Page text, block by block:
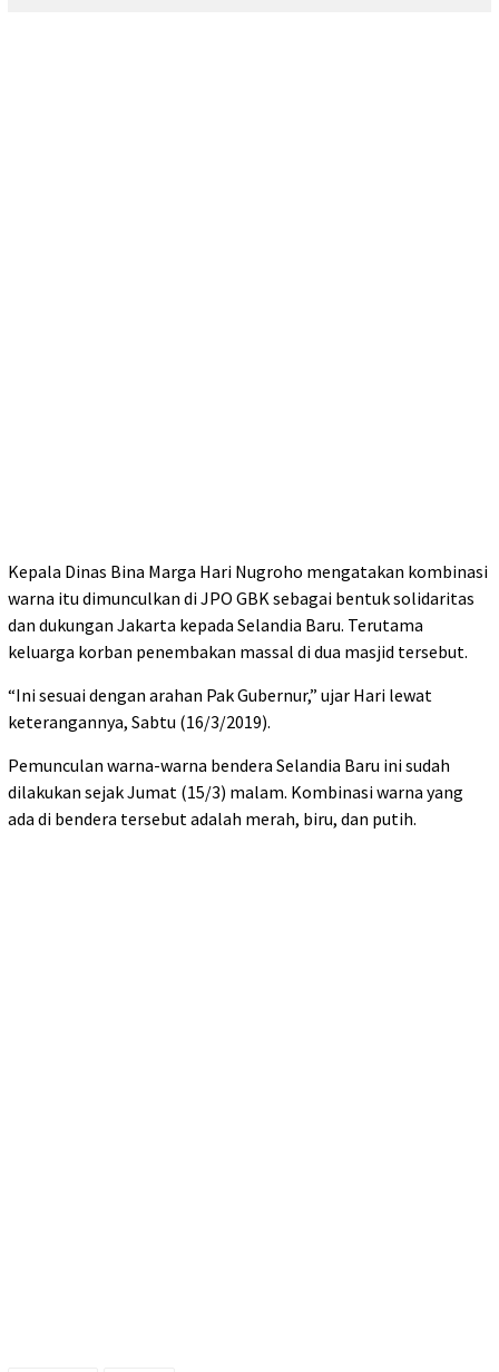
Kepala Dinas Bina Marga Hari Nugroho mengatakan kombinasi
warna itu dimunculkan di JPO GBK sebagai bentuk solidaritas
dan dukungan Jakarta kepada Selandia Baru. Terutama
keluarga korban penembakan massal di dua masjid tersebut.
“Ini sesuai dengan arahan Pak Gubernur,” ujar Hari lewat
keterangannya, Sabtu (16/3/2019).
Pemunculan warna-warna bendera Selandia Baru ini sudah
dilakukan sejak Jumat (15/3) malam. Kombinasi warna yang
ada di bendera tersebut adalah merah, biru, dan putih.